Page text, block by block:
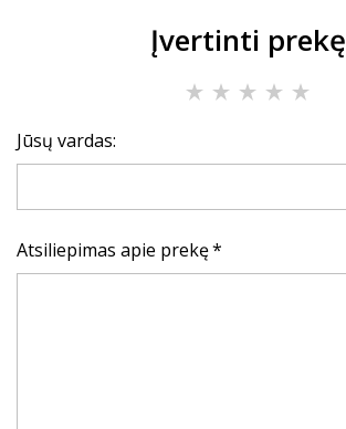
Įvertinti prekę
Jūsų vardas:
Atsiliepimas apie prekę